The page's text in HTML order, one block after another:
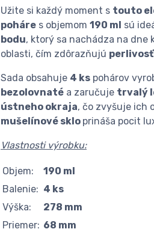
Užite si každý moment s touto
poháre s objemom 190 ml sú
bodu, ktorý sa nachádza na dne
oblasti, čím zdôrazňujú perlivosť
Sada obsahuje 4 ks pohárov
bezolovnaté a zaručuje trvalý
ústneho okraja, čo zvyšuje ich
mušelínové sklo prináša pocit
Vlastnosti výrobku:
Objem:
190 ml
Balenie: 4 ks
Výška:
278 mm
Priemer: 68 mm